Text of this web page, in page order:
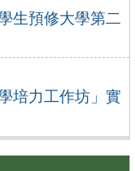
生預修大學第二
培力工作坊」實